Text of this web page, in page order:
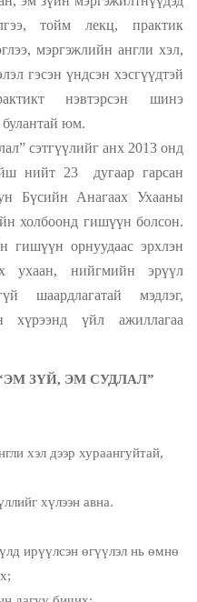
тойм лекц, практик
мэргэжлийн англи хэл,
гэсэн үндсэн хэсгүүдтэй
нэвтэрсэн шинэ
булантай юм.
сэтгүүлийг анх 2013 онд
нийт 23 дугаар гарсан
Бүсийн Анагаах Ухааны
холбоонд гишүүн болсон.
гишүүн орнуудаас эрхлэн
ухаан, нийгмийн эрүүл
шаардлагатай мэдлэг,
хүрээнд үйл ажиллагаа
СУДЛАЛ”
хэл дээр хураангуйтай,
хүлээн авна.
ирүүлсэн өгүүлэл нь өмнө